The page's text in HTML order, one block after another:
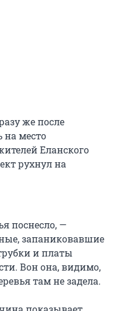
же после
на место
Еланского
рухнул на
поснесло, —
запаниковавшие
и платы
Вон она, видимо,
там не задела.